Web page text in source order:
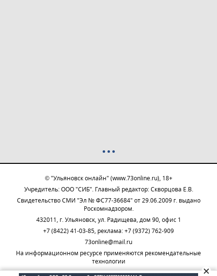
© "Ульяновск онлайн" (www.73online.ru), 18+
Учредитель: ООО "СИБ". Главный редактор: Скворцова Е.В.
Свидетельство СМИ "Эл № ФС77-36684" от 29.06.2009 г. выдано
Роскомнадзором.
432011, г. Ульяновск, ул. Радищева, дом 90, офис 1
+7 (8422) 41-03-85, реклама: +7 (9372) 762-909
73online@mail.ru
На информационном ресурсе применяются рекомендательные
технологии